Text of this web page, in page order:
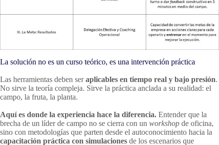
La solución no es un curso teórico, es una intervención práctica
Las herramientas deben seraplicables en tiempo real y bajo presión.
No sirve la teoría compleja. Sirve la práctica anclada a su realidad: el
campo, la fruta, la planta.
Aquí es donde la experiencia hace la diferencia. Entender que la
brecha de un líder de campo no se cierra con un workshop de oficina,
sino con metodologías que parten desde el autoconocimiento hacia la
capacitación práctica con simulaciones de los escenarios que